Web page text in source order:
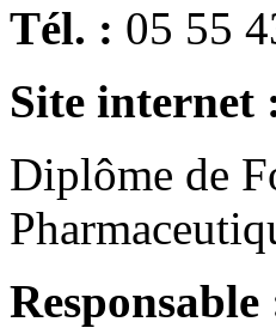
Tél. : 05 55
Site internet
Diplôme de
Responsable